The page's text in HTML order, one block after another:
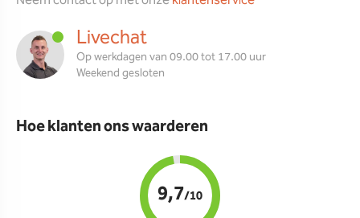
Livechat
Op werkdagen van 09.00 tot 17.00 uur
Weekend gesloten
Hoe klanten ons waarderen
9,7/10